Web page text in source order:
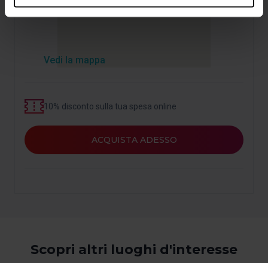
categoria.
installati unicamente i cookie della categoria. Ti
navigazione (come la lingua) e migliorare la tua
esperienza utente.
I cookie necessari sono essenziali per il funzionamento
del sito web, per questo, se non li accetti, non potrai
Vedi la mappa
10% disconto sulla tua spesa online
ACQUISTA ADESSO
Scopri altri luoghi d'interesse